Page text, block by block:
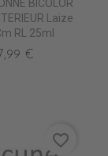
BICOLOR
Laize
RL 25ml
€
favorite_border